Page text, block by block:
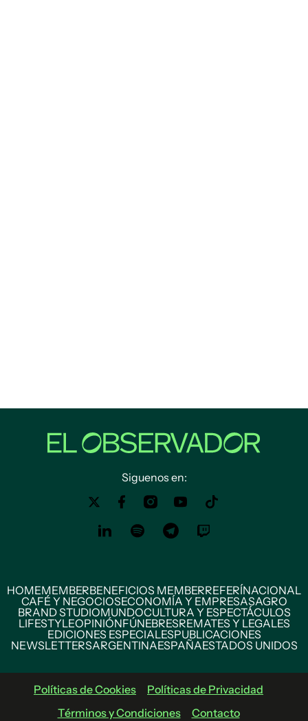
Siguenos en:
HOMEMEMBERBENEFICIOS MEMBERREFERÍNACIONAL
CAFÉ Y NEGOCIOSECONOMÍA Y EMPRESASAGRO
BRAND STUDIOMUNDOCULTURA Y ESPECTÁCULOS
LIFESTYLEOPINIÓNFÚNEBRESREMATES Y LEGALES
EDICIONES ESPECIALESPUBLICACIONES
NEWSLETTERSARGENTINAESPAÑAESTADOS UNIDOS
Políticas de Cookies
Políticas de Privacidad
Términos y Condiciones
Contacto